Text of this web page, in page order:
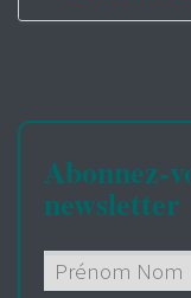
Abonnez-
newsletter